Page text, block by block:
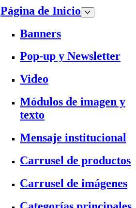
Página de Inicio
Banners
Pop-up y Newsletter
Video
Módulos de imagen y
texto
Mensaje institucional
Carrusel de productos
Carrusel de imágenes